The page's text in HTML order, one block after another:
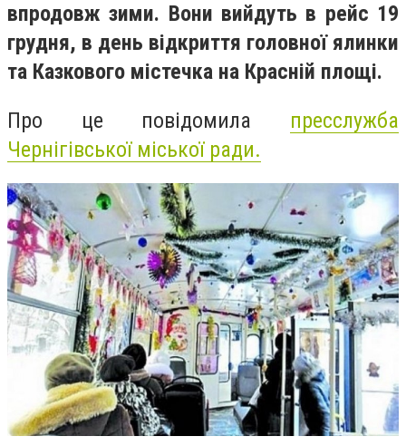
впродовж зими. Вони вийдуть в рейс 19
грудня, в день відкриття головної ялинки
та Казкового містечка на Красній площі.
Про це повідомила пресслужба
Чернігівської міської ради.